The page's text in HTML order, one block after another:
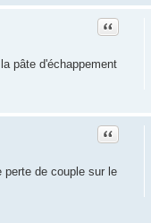
Citation
pâte d'échappement
Citation
de couple sur le